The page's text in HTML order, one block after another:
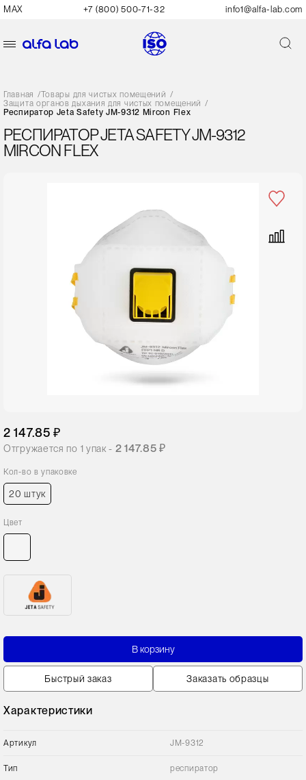
MAX +7 (800) 500-71-32 info1@alfa-lab.com
Главная /Товары для чистых помещений /
Защита органов дыхания для чистых помещений /
Респиратор Jeta Safety JM-9312 Mircon Flex
РЕСПИРАТОР JETA SAFETY JM-9312
MIRCON FLEX
2 147.85 ₽
Отгружается по 1 упак - 2 147.85 ₽
Кол-во в упаковке
20 штук
Цвет
В корзину
Быстрый заказ Заказать образцы
Характеристики
Артикул JM-9312
Тип респиратор